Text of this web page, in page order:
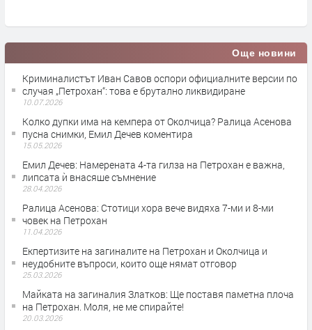
Още новини
Криминалистът Иван Савов оспори официалните версии по
случая „Петрохан“: това е брутално ликвидиране
10.07.2026
Колко дупки има на кемпера от Околчица? Ралица Асенова
пусна снимки, Емил Дечев коментира
15.05.2026
Емил Дечев: Намерената 4-та гилза на Петрохан е важна,
липсата ѝ внасяше съмнение
28.04.2026
Ралица Асенова: Стотици хора вече видяха 7-ми и 8-ми
човек на Петрохан
11.04.2026
Екпертизите на загиналите на Петрохан и Околчица и
неудобните въпроси, които още нямат отговор
25.03.2026
Майката на загиналия Златков: Ще поставя паметна плоча
на Петрохан. Моля, не ме спирайте!
20.03.2026